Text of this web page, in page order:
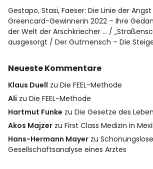
Gestapo, Stasi, Faeser: Die Linie der
Greencard-Gewinnerin 2022 – Ihre
der Welt der Arschkriecher …
ausgesorgt
Der Gutmensch – Die
Neueste Kommentare
Klaus Duell zuDie FEEL-Methode
Ali zuDie FEEL-Methode
Hartmut Funke zuDie Gesetze des
Akos Majzer zuFirst Class Medizin in
Hans-Hermann Mayer zuSchonungslose
Gesellschaftsanalyse eines Arztes